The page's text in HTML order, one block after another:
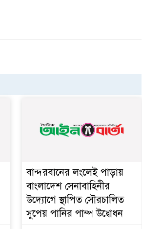
বান্দরবানের লংলেই পাড়ায়
বাংলাদেশ সেনাবাহিনীর
উদ্যোগে স্থাপিত সৌরচালিত
সুপেয় পানির পাম্প উদ্বোধন